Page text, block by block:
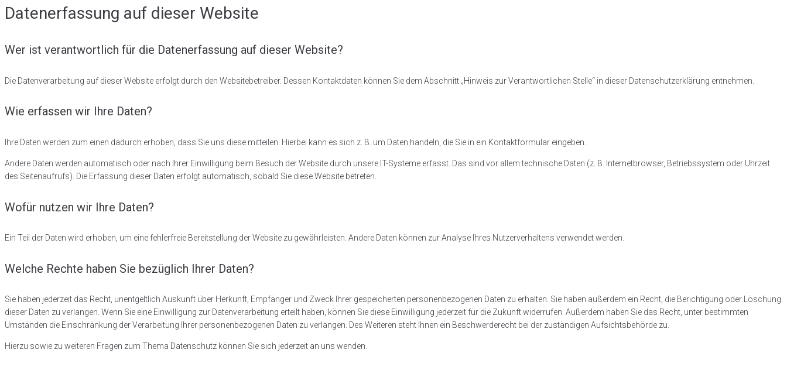
Datenerfassung auf dieser Website
Wer ist verantwortlich für die Datenerfassung auf dieser Website?
Die Datenverarbeitung auf dieser Website erfolgt durch den Websitebetreiber. Dessen Kontaktdaten können Sie dem Abschnitt „Hinweis zur Verantwortlichen Stelle“ in dieser Datenschutzerklärung entnehmen.
Wie erfassen wir Ihre Daten?
Ihre Daten werden zum einen dadurch erhoben, dass Sie uns diese mitteilen. Hierbei kann es sich z. B. um Daten handeln, die Sie in ein Kontaktformular eingeben.
Andere Daten werden automatisch oder nach Ihrer Einwilligung beim Besuch der Website durch unsere IT-Systeme erfasst. Das sind vor allem technische Daten (z. B. Internetbrowser, Betriebssystem oder Uhrzeit
des Seitenaufrufs). Die Erfassung dieser Daten erfolgt automatisch, sobald Sie diese Website betreten.
Wofür nutzen wir Ihre Daten?
Ein Teil der Daten wird erhoben, um eine fehlerfreie Bereitstellung der Website zu gewährleisten. Andere Daten können zur Analyse Ihres Nutzerverhaltens verwendet werden.
Welche Rechte haben Sie bezüglich Ihrer Daten?
Sie haben jederzeit das Recht, unentgeltlich Auskunft über Herkunft, Empfänger und Zweck Ihrer gespeicherten personenbezogenen Daten zu erhalten. Sie haben außerdem ein Recht, die Berichtigung oder Löschung
dieser Daten zu verlangen. Wenn Sie eine Einwilligung zur Datenverarbeitung erteilt haben, können Sie diese Einwilligung jederzeit für die Zukunft widerrufen. Außerdem haben Sie das Recht, unter bestimmten
Umständen die Einschränkung der Verarbeitung Ihrer personenbezogenen Daten zu verlangen. Des Weiteren steht Ihnen ein Beschwerderecht bei der zuständigen Aufsichtsbehörde zu.
Hierzu sowie zu weiteren Fragen zum Thema Datenschutz können Sie sich jederzeit an uns wenden.